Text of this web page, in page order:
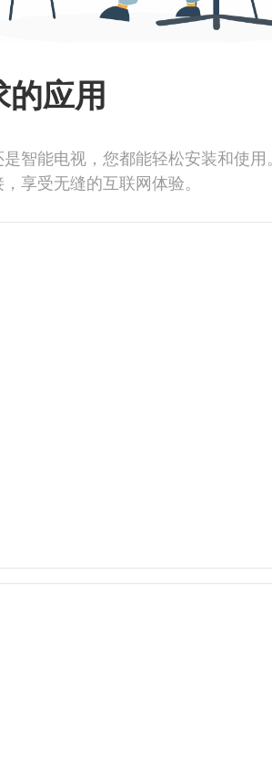
应用
智能电视，您都能轻松安装和使用。
享受无缝的互联网体验。